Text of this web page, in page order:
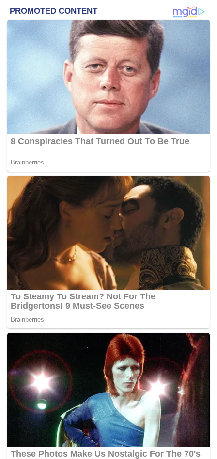
and Nevis sebelum ini namun pasport berkenaan
dibatalkan susulan siasatan terhadap jutawan muda itu.
Jho Low kemudian menerima pasport Cyprus melalui
Rancangan Pelaburan Cyprus yang mensyaratkan
pemegang pasport perlu mendepositkan sebanyak lima
juta Euro (RM23,206 juta) di bank untuk tempoh tiga tahun
dan membeli kediaman paling kurang berharga 500,000
Euro (RM23,202.57).
Berikutan itu, beliau membeli sebuah rumah agam bernilai
lima juta Euro (RM23,206 juta) pada 23 September 2015
September 2015 bagi tujuan mendapatkan pasport
berkenaan.
Bagaimanapun, Politis tidak memberi perincian sama ada
Jho Low pernah kembali semula ke Cyprus dengan
pasport berkenaan dan menduduki kediaman yang dibeli
malah sama ada hartanah tersebut sudah dirampas juga
tidak diketahui.
Sebelum ini, sebuah portal berita melaporkan, Jho Low
mendapat suaka di Emiriah Arab Bersatu (UAE) dan telah
berulang-alik antara Timur Tengah dan Eropah sejak Jun
lalu.
Bagaimanapun, Ketua Polis Negara, Tan Sri Abdul Hamid
Bador menyifatkan dakwaan itu tidak logik dan ‘dongeng’
kerana orang seperti Jho Low yang dikehendaki
disebabkan ‘jenayah abad ini’ dalam skandal 1MDB boleh
memasuki UAE dengan mudah.
Hamid berkata UAE mempunyai sistem keselamatan
sangat ketat di lapangan terbang dan polis di sana bekerja
rapat bersama pihak berkuasa di Malaysia.
Tags: 1MDB Cyprus Jho Low PASPORT